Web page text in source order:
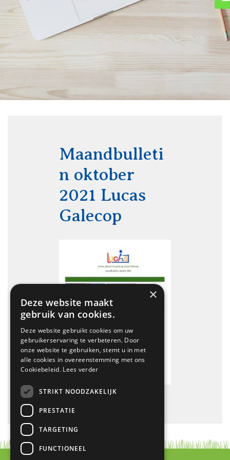
Maandbulleti
n oktober
2021 Lucas
Galecop
×
Deze website maakt
gebruik van cookies.
Deze website gebruikt cookies om uw
gebruikerservaring te verbeteren. Door
onze website te gebruiken, stemt u in met
alle cookies in overeenstemming met ons
Cookiebeleid. Lees verder
STRIKT NOODZAKELIJK
PRESTATIE
TARGETING
FUNCTIONEEL